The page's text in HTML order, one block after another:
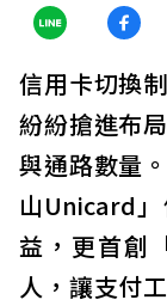
信用卡切換
紛紛搶進布
與通路數量
山Unicard
益，更首創
人，讓支付